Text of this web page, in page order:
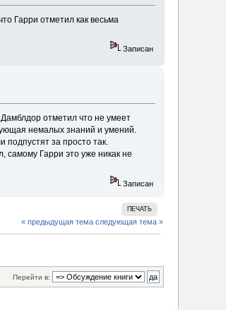
Гарри отметил как весьма
Записан
отметил что не умеет
немалых знаний и умений.
подпустят за просто так.
самому Гарри это уже никак не
Записан
ПЕЧАТЬ
« предыдущая тема следующая тема »
Перейти в: